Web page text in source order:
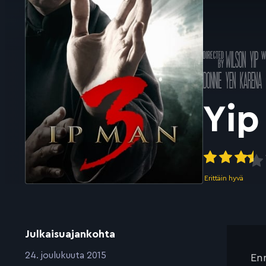
Ohjannut
kWILSON YIP
Pääosissa
DONNIE YEN
Yip
Erittäin hyvä
Julkaisuajankohta
:24. joulukuuta 2015